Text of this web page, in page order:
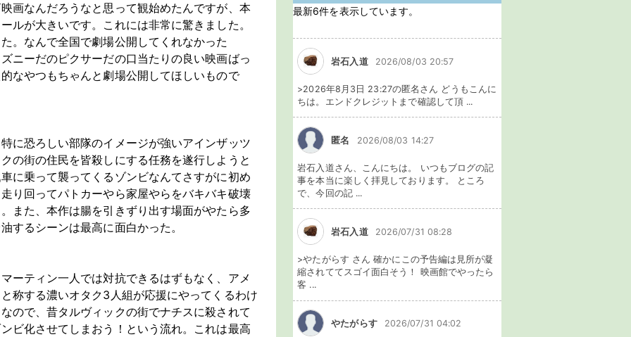
画なんだろうなと思って観始めたんですが、本
ルが大きいです。これには非常に驚きました。
。なんで全国で劇場公開してくれなかった
ニーだのピクサーだの口当たりの良い映画ばっ
なやつもちゃんと劇場公開してほしいもので
に恐ろしい部隊のイメージが強いアインザッツ
の街の住民を皆殺しにする任務を遂行しようと
に乗って襲ってくるゾンビなんてさすがに初め
り回ってパトカーやら家屋やらをバキバキ破壊
また、本作は腸を引きずり出す場面がやたら多
するシーンは最高に面白かった。
ーティン一人では対抗できるはずもなく、アメ
称する濃いオタク3人組が応援にやってくるわけ
ので、昔タルヴィックの街でナチスに殺されて
ビ化させてしまおう！という流れ。これは最高
最新6件を表示しています。
岩石入道 2026/08/03 20:57
>2026年8月3日 23:27の匿名さん どうもこんに
ちは。エンドクレジットまで確認して頂 ...
匿名 2026/08/03 14:27
岩石入道さん、こんにちは。 いつもブログの記
事を本当に楽しく拝見しております。 ところ
で、今回の記 ...
岩石入道 2026/07/31 08:28
>やたがらす さん 確かにこの予告編は見所が凝
縮されててスゴイ面白そう！ 映画館でやったら
客 ...
やたがらす 2026/07/31 04:02